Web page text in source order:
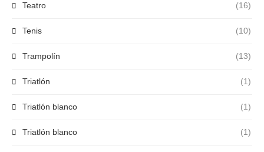
Teatro (16)
Tenis (10)
Trampolín (13)
Triatlón (1)
Triatlón blanco (1)
Triatlón blanco (1)